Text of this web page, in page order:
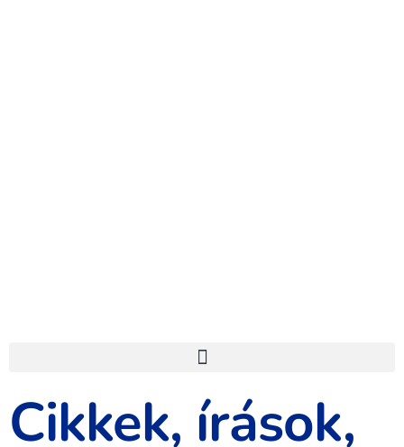
Cikkek, írások,